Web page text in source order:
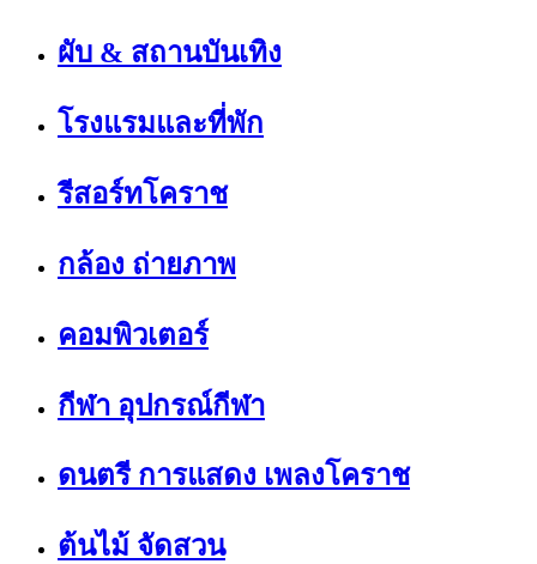
ผับ & สถานบันเทิง
โรงแรมและที่พัก
รีสอร์ทโคราช
กล้อง ถ่ายภาพ
คอมพิวเตอร์
กีฬา อุปกรณ์กีฬา
ดนตรี การแสดง เพลงโคราช
ต้นไม้ จัดสวน